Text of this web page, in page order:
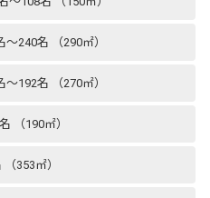
240名 （290㎡）
192名 （270㎡）
（190㎡）
353㎡）